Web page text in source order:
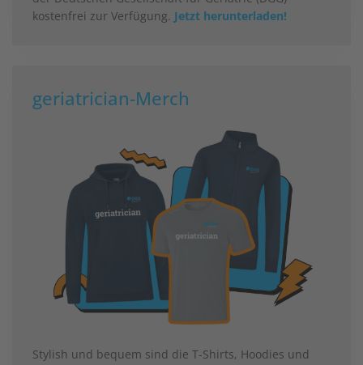
kostenfrei zur Verfügung. Jetzt herunterladen!
geriatrician-Merch
Stylish und bequem sind die T-Shirts, Hoodies und